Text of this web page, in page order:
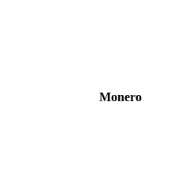
Monero